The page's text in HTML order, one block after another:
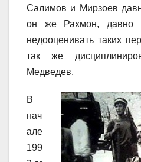
Салимов и Мирзоев
он же Рахмон, давно
недооценивать таких
так же
Медведев.
В
нач
але
199